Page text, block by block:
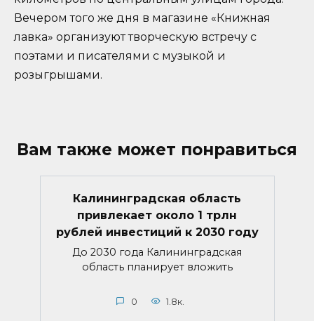
Вечером того же дня в магазине «Книжная
лавка» организуют творческую встречу с
поэтами и писателями с музыкой и
розыгрышами.
Вам также может понравиться
Калининградская область
привлекает около 1 трлн
рублей инвестиций к 2030 году
До 2030 года Калининградская
область планирует вложить
0 1.8к.